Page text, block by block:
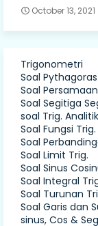
October 13, 2021
Trigonometri
Soal Pythagoras
Soal
Soal Segitiga
soal Trig.
Soal Fungsi Trig.
Soal
Soal Limit Trig.
Soal Sinus
Soal Integral
Soal Turunan
Soal Garis dan
sinus, Cos &